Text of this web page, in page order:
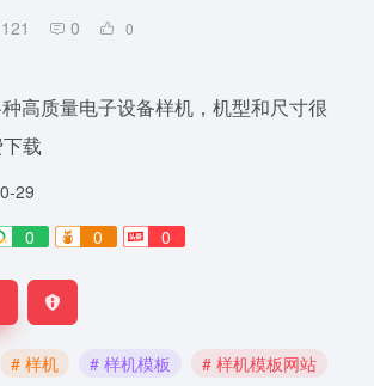
121 0 0
高质量电子设备样机，机型和尺寸很
载
29
0 0 0
# 样机 # 样机模板 # 样机模板网站